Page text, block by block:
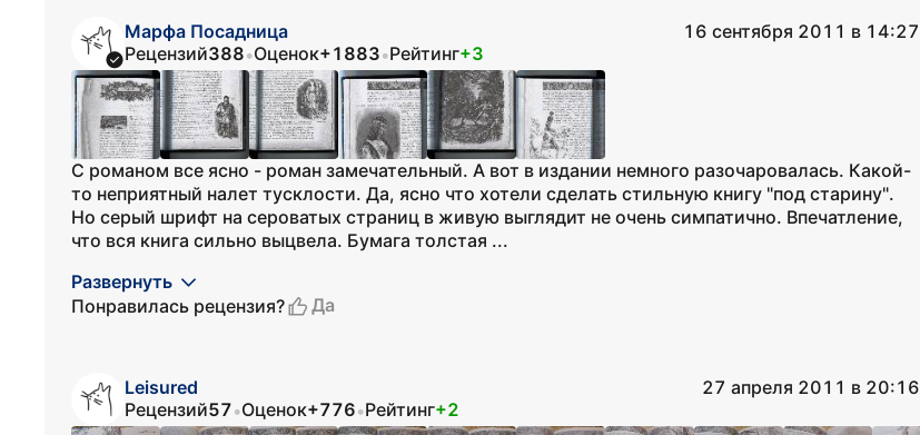
Марфа Посадница
16 сентября 2011 в 14:27
Рецензий388•Оценок+1883•Рейтинг+3
С романом все ясно - роман замечательный. А вот в издании немного разочаровалась. Какой-
то неприятный налет тусклости. Да, ясно что хотели сделать стильную книгу "под старину".
Но серый шрифт на сероватых страниц в живую выглядит не очень симпатично. Впечатление,
что вся книга сильно выцвела. Бумага толстая ...
Развернуть
Понравилась рецензия?
Да
Leisured
27 апреля 2011 в 20:16
Рецензий57•Оценок+776•Рейтинг+2